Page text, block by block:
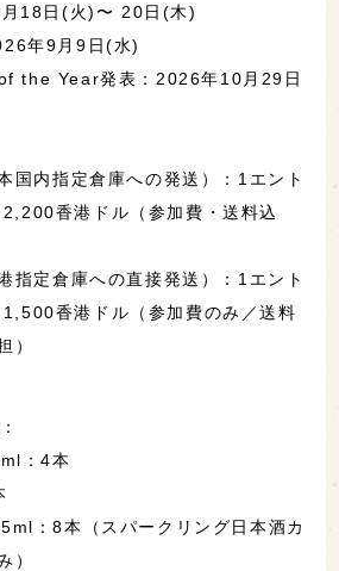
18日(火)〜 20日(木)
年9月9日(水)
the Year発表：2026年10月29日
国内指定倉庫への発送）：1エント
2,200香港ドル（参加費・送料込
指定倉庫への直接発送）：1エント
1,500香港ドル（参加費のみ／送料
）
：4本
：8本（スパークリング日本酒カ
）